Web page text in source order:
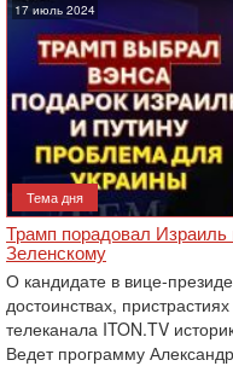
17 июль 2024
Тема дня
Трамп порадовал
Зеленскому
О кандидате в вице-
достоинствах,
телеканала ITON.TV
Ведет программу Александр